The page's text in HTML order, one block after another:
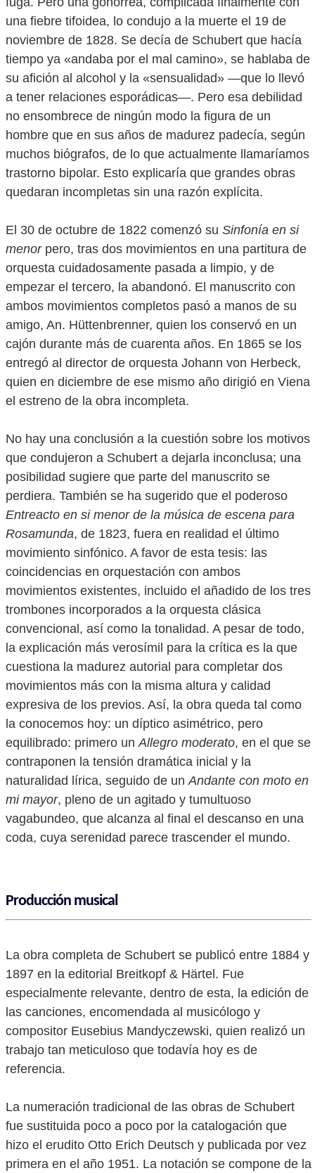
una fiebre tifoidea, lo condujo a la muerte el 19 de
noviembre de 1828. Se decía de Schubert que hacía
tiempo ya «andaba por el mal camino», se hablaba de
su afición al alcohol y la «sensualidad» —que lo llevó
a tener relaciones esporádicas—. Pero esa debilidad
no ensombrece de ningún modo la figura de un
hombre que en sus años de madurez padecía, según
muchos biógrafos, de lo que actualmente llamaríamos
trastorno bipolar. Esto explicaría que grandes obras
quedaran incompletas sin una razón explícita.
El 30 de octubre de 1822 comenzó su Sinfonía en si
menorpero, tras dos movimientos en una partitura de
orquesta cuidadosamente pasada a limpio, y de
empezar el tercero, la abandonó. El manuscrito con
ambos movimientos completos pasó a manos de su
amigo, An. Hüttenbrenner, quien los conservó en un
cajón durante más de cuarenta años. En 1865 se los
entregó al director de orquesta Johann von Herbeck,
quien en diciembre de ese mismo año dirigió en Viena
el estreno de la obra incompleta.
No hay una conclusión a la cuestión sobre los motivos
que condujeron a Schubert a dejarla inconclusa; una
posibilidad sugiere que parte del manuscrito se
perdiera. También se ha sugerido que el poderoso
Entreacto en si menor de la música de escena para
Rosamunda, de 1823, fuera en realidad el último
movimiento sinfónico. A favor de esta tesis: las
coincidencias en orquestación con ambos
movimientos existentes, incluido el añadido de los tres
trombones incorporados a la orquesta clásica
convencional, así como la tonalidad. A pesar de todo,
la explicación más verosímil para la crítica es la que
cuestiona la madurez autorial para completar dos
movimientos más con la misma altura y calidad
expresiva de los previos. Así, la obra queda tal como
la conocemos hoy: un díptico asimétrico, pero
equilibrado: primero unAllegro moderato, en el que se
contraponen la tensión dramática inicial y la
naturalidad lírica, seguido de unAndante con moto en
mi mayor, pleno de un agitado y tumultuoso
vagabundeo, que alcanza al final el descanso en una
coda, cuya serenidad parece trascender el mundo.
Producción musical
La obra completa de Schubert se publicó entre 1884 y
1897 en la editorial Breitkopf & Härtel. Fue
especialmente relevante, dentro de esta, la edición de
las canciones, encomendada al musicólogo y
compositor Eusebius Mandyczewski, quien realizó un
trabajo tan meticuloso que todavía hoy es de
referencia.
La numeración tradicional de las obras de Schubert
fue sustituida poco a poco por la catalogación que
hizo el erudito Otto Erich Deutsch y publicada por vez
primera en el año 1951. La notación se compone de la